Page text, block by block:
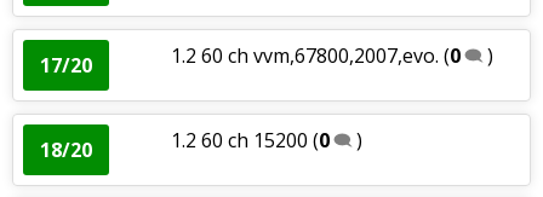
17/20 1.2 60 ch vvm,67800,2007,evo. (0 )
18/20 1.2 60 ch 15200 (0 )